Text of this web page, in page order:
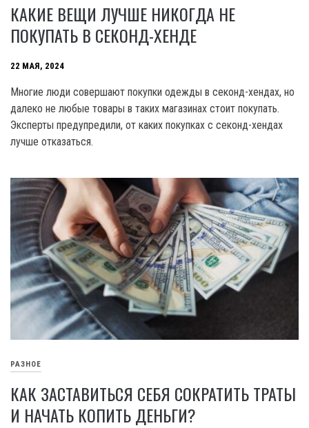
КАКИЕ ВЕЩИ ЛУЧШЕ НИКОГДА НЕ
ПОКУПАТЬ В СЕКОНД-ХЕНДЕ
22 МАЯ, 2024
Многие люди совершают покупки одежды в секонд-хендах, но
далеко не любые товары в таких магазинах стоит покупать.
Эксперты предупредили, от каких покупках с секонд-хендах
лучше отказаться.
РАЗНОЕ
КАК ЗАСТАВИТЬСЯ СЕБЯ СОКРАТИТЬ ТРАТЫ
И НАЧАТЬ КОПИТЬ ДЕНЬГИ?